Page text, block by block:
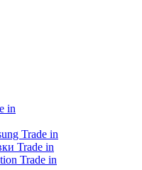
in
Trade in
Trade in
Trade in